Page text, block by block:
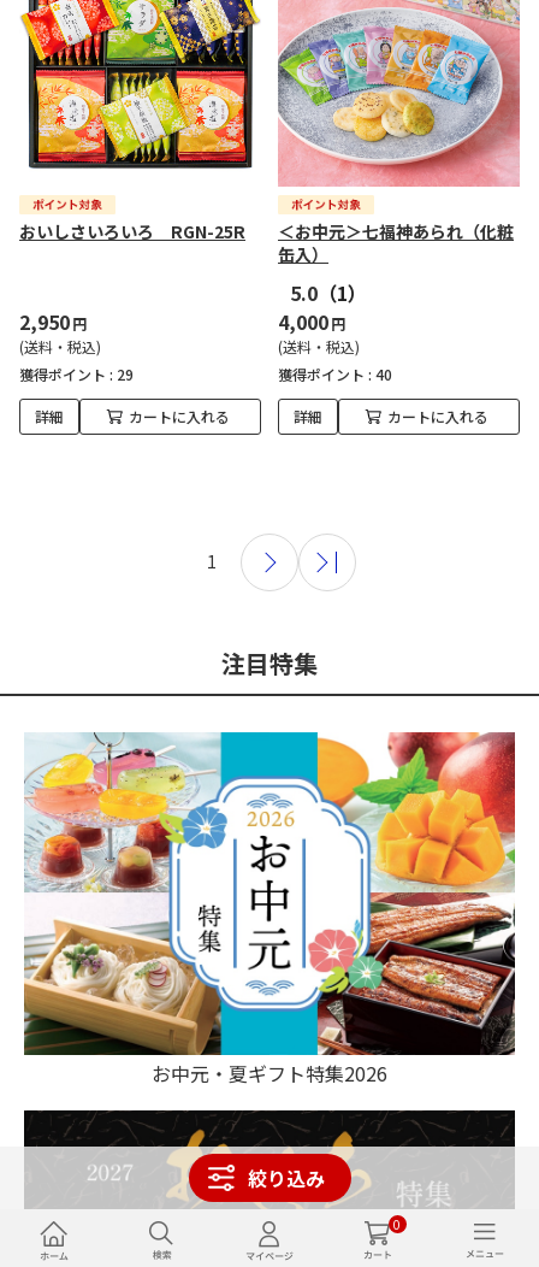
0
絞り込み
おいしさいろいろ RGN-25R
2,950円
(送料・税込)
獲得ポイント : 29
詳細 カートに入れる
＜お中元＞七福神あられ（化粧
缶入）
5.0 （1）
4,000円
(送料・税込)
獲得ポイント : 40
詳細 カートに入れる
1
注目特集
お中元・夏ギフト特集2026